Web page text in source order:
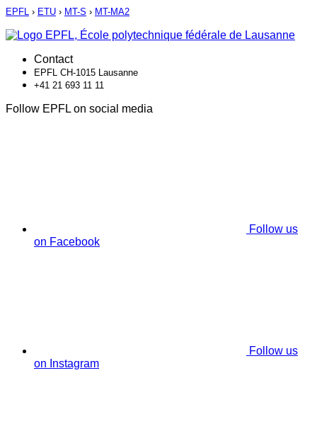
EPFL › ETU › MT-S › MT-MA2
Contact
EPFL CH-1015 Lausanne
+41 21 693 11 11
Follow EPFL on social media
Follow us
on Facebook
Follow us
on Instagram